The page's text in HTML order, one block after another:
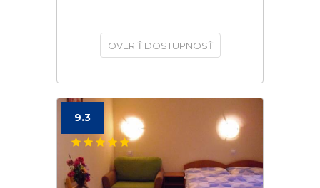
OVERIŤ DOSTUPNOSŤ
9.3